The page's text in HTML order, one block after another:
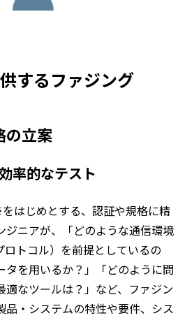
するファジング
の立案
率的なテスト
はじめとする、認証や規格に精
ジニアが、「どのような通信環境
ロトコル）を前提としているの
タを用いるか？」「どのように問
なツールは？」など、ファジン
品・システムの特性や要件、シス